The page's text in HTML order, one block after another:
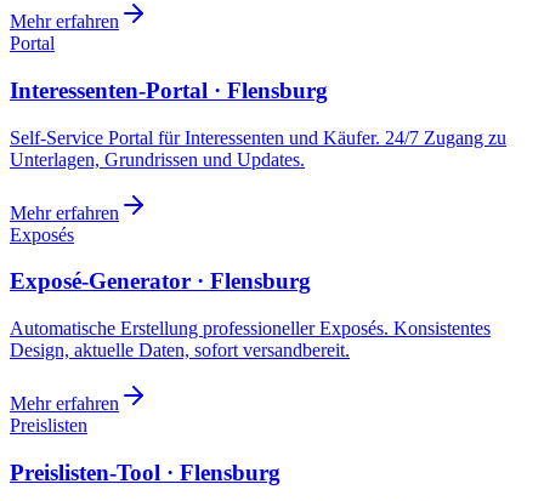
Mehr erfahren
Portal
Interessenten-Portal · Flensburg
Self-Service Portal für Interessenten und Käufer. 24/7 Zugang zu
Unterlagen, Grundrissen und Updates.
Mehr erfahren
Exposés
Exposé-Generator · Flensburg
Automatische Erstellung professioneller Exposés. Konsistentes
Design, aktuelle Daten, sofort versandbereit.
Mehr erfahren
Preislisten
Preislisten-Tool · Flensburg